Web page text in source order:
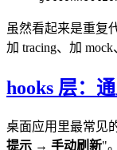
虽然看起来是重复
加 tracing、加
hooks 层：
桌面应用里最常见
提示 → 手动刷新"